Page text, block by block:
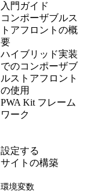
入門ガイド
コンポーザブルス
トアフロントの概
要
ハイブリッド実装
でのコンポーザブ
ルストアフロント
の使用
PWA Kit フレーム
ワーク
設定する
サイトの構築
環境変数